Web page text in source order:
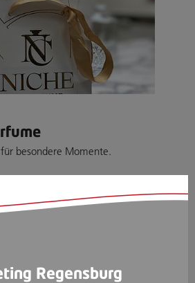
besondere Momente.
Regensburg